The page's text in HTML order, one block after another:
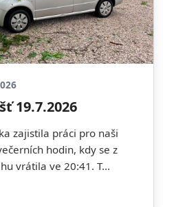
19.7.2026
zajistila práci pro naši
hodin, kdy se z
vrátila ve 20:41. T...